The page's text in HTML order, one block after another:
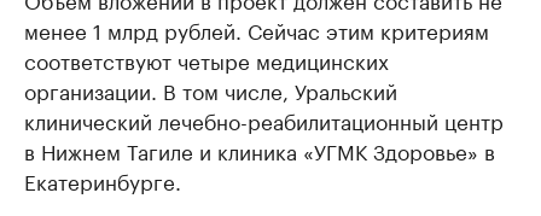
менее 1 млрд рублей. Сейчас этим критериям
соответствуют четыре медицинских
организации. В том числе, Уральский
клинический лечебно-реабилитационный центр
в Нижнем Тагиле и клиника «УГМК Здоровье» в
Екатеринбурге.